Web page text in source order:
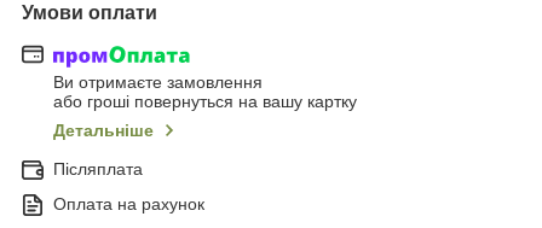
Умови оплати
Ви отримаєте замовлення
або гроші повернуться на вашу картку
Детальніше
Післяплата
Оплата на рахунок